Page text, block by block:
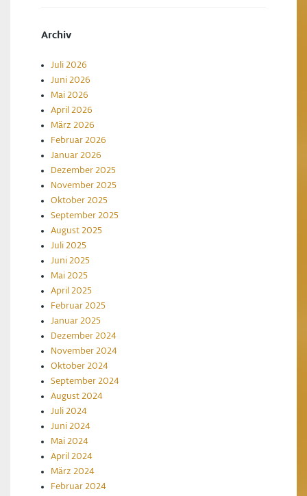
Archiv
Juli 2026
Juni 2026
Mai 2026
April 2026
März 2026
Februar 2026
Januar 2026
Dezember 2025
November 2025
Oktober 2025
September 2025
August 2025
Juli 2025
Juni 2025
Mai 2025
April 2025
Februar 2025
Januar 2025
Dezember 2024
November 2024
Oktober 2024
September 2024
August 2024
Juli 2024
Juni 2024
Mai 2024
April 2024
März 2024
Februar 2024